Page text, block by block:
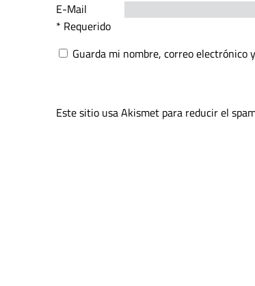
E-Mail
* Requerido
Guarda mi nombre, correo electrónico
Este sitio usa Akismet para reducir el